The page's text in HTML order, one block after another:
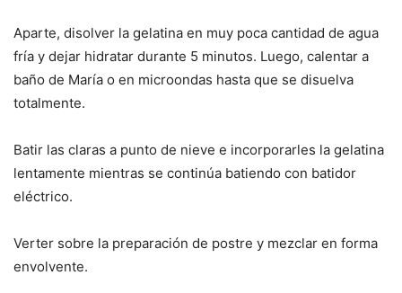
Aparte, disolver la gelatina en muy poca cantidad de agua
fría y dejar hidratar durante 5 minutos. Luego, calentar a
baño de María o en microondas hasta que se disuelva
totalmente.
Batir las claras a punto de nieve e incorporarles la gelatina
lentamente mientras se continúa batiendo con batidor
eléctrico.
Verter sobre la preparación de postre y mezclar en forma
envolvente.